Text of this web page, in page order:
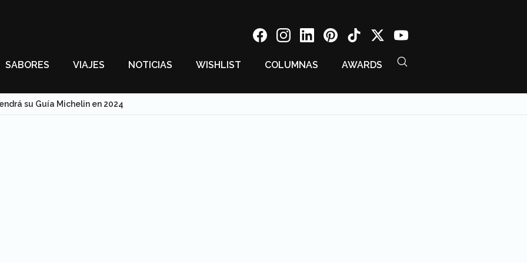
SABORES VIAJES NOTICIAS WISHLIST COLUMNAS AWARDS
su Guía Michelin en 2024